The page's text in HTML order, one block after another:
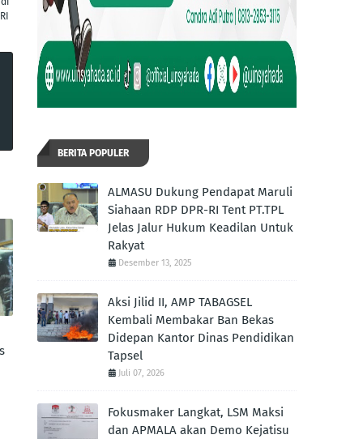
BERITA POPULER
ALMASU Dukung Pendapat Maruli
Siahaan RDP DPR-RI Tent PT.TPL
Jelas Jalur Hukum Keadilan Untuk
Rakyat
Desember 13, 2025
Aksi Jilid II, AMP TABAGSEL
Kembali Membakar Ban Bekas
Didepan Kantor Dinas Pendidikan
Tapsel
Juli 07, 2026
Fokusmaker Langkat, LSM Maksi
dan APMALA akan Demo Kejatisu